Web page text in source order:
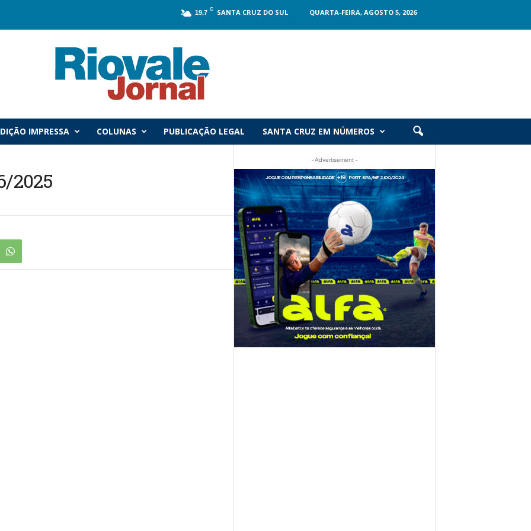
19.7 C SANTA CRUZ DO SUL QUARTA-FEIRA, AGOSTO 5, 2026
IMPRESSA COLUNAS PUBLICAÇÃO LEGAL SANTA CRUZ EM NÚMEROS
2025
- Advertisement -